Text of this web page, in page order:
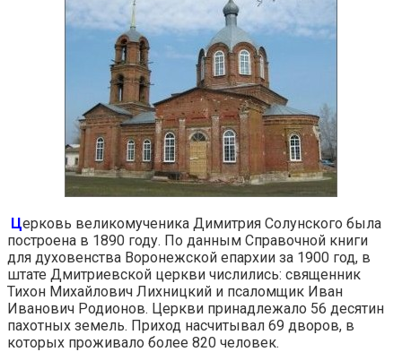
Церковь великомученика Димитрия Солунского была
построена в 1890 году. По данным Справочной книги
для духовенства Воронежской епархии за 1900 год, в
штате Дмитриевской церкви числились: священник
Тихон Михайлович Лихницкий и псаломщик Иван
Иванович Родионов. Церкви принадлежало 56 десятин
пахотных земель. Приход насчитывал 69 дворов, в
которых проживало более 820 человек.